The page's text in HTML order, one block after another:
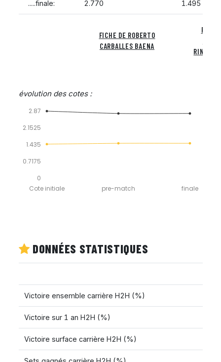
.....finale:
2.770
1.495
FICHE DE ROBERTO
CARBALLES BAENA
FICHE
évolution des cotes :
0
0.7175
1.435
2.1525
2.87
finale
pre-match
Cote initiale
DONNÉES STATISTIQUES
Victoire ensemble carrière H2H (%)
Victoire sur 1 an H2H (%)
Victoire surface carrière H2H (%)